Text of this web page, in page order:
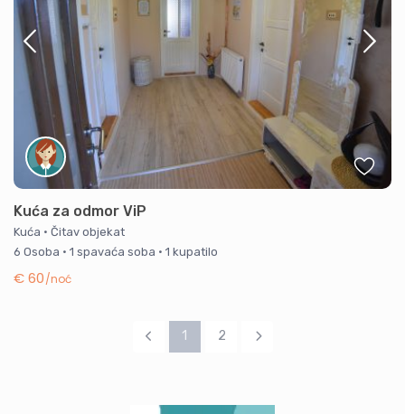
Kuća za odmor ViP
Kuća · Čitav objekat
6 Osoba · 1 spavaća soba · 1 kupatilo
€ 60/noć
1 2